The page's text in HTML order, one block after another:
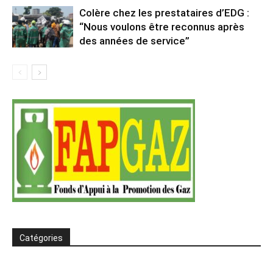
Colère chez les prestataires d’EDG :
“Nous voulons être reconnus après
des années de service”
Catégories